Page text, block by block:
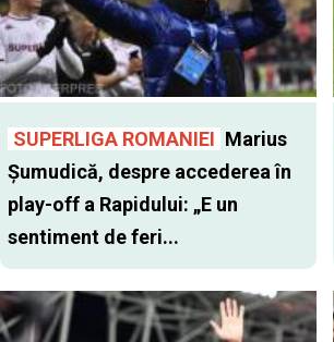
SUPERLIGA ROMANIEI Marius
Șumudică, despre accederea în
play-off a Rapidului: „E un
sentiment de feri...